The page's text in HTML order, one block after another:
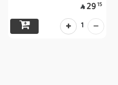
15
29

1